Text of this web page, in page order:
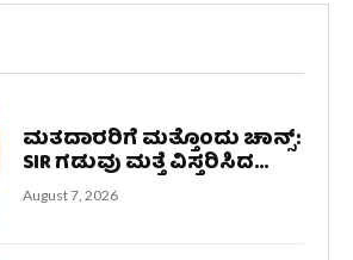
ಮತದಾರರಿಗೆ ಮತ್ತೊಂದು ಚಾನ್ಸ್:
SIR ಗಡುವು ಮತ್ತೆ ವಿಸ್ತರಿಸಿದ...
August 7, 2026